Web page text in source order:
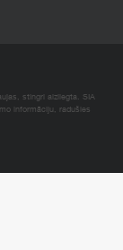
stingri aizliegta. SIA
informāciju, radušies